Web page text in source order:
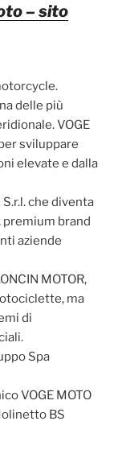
– sito
delle più
VOGE
sviluppare
elevate e dalla
che diventa
premium brand
aziende
MOTOR,
ma
di
Spa
VOGE MOTO
BS